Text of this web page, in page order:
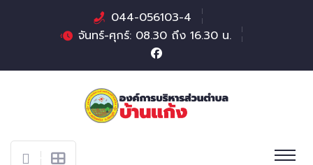
044-056103-4
จันทร์-ศุกร์: 08.30 ถึง 16.30 น.